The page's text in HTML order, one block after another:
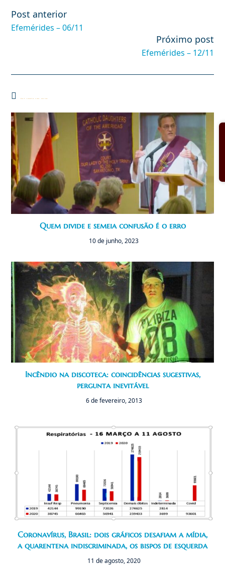
Leia
mais
artigos
Post anterior
Efemérides – 06/11
Próximo post
Efemérides – 12/11
Você também pode gostar
Quem divide e semeia confusão é o erro
10 de junho, 2023
Incêndio na discoteca: coincidências sugestivas,
pergunta inevitável
6 de fevereiro, 2013
Coronavírus, Brasil: dois gráficos desafiam a mídia,
a quarentena indiscriminada, os bispos de esquerda
11 de agosto, 2020